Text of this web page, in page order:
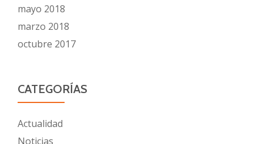
mayo 2018
marzo 2018
octubre 2017
CATEGORÍAS
Actualidad
Noticias